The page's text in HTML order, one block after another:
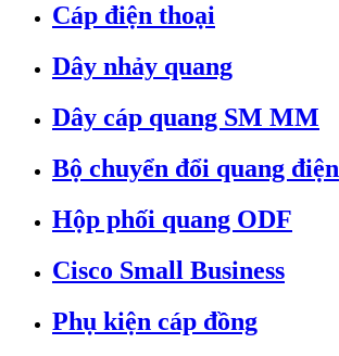
Cáp điện thoại
Dây nhảy quang
Dây cáp quang SM MM
Bộ chuyển đổi quang điện
Hộp phối quang ODF
Cisco Small Business
Phụ kiện cáp đồng